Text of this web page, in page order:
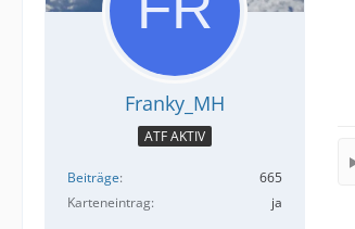
Franky_MH
ATF AKTIV
Beiträge
665
Karteneintrag
ja